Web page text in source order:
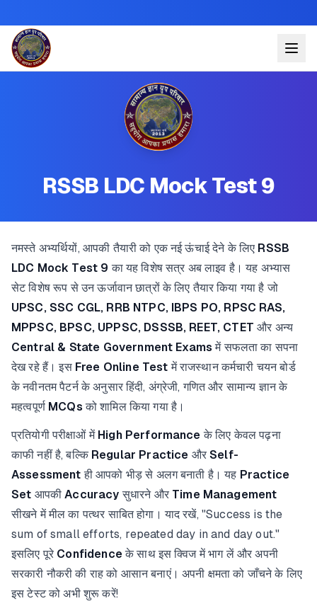
RSSB LDC Mock Test 9
नमस्ते अभ्यर्थियों, आपकी तैयारी को एक नई ऊंचाई देने के लिए RSSB
LDC Mock Test 9 का यह विशेष सत्र अब लाइव है। यह अभ्यास
सेट विशेष रूप से उन ऊर्जावान छात्रों के लिए तैयार किया गया है जो
UPSC, SSC CGL, RRB NTPC, IBPS PO, RPSC RAS,
MPPSC, BPSC, UPPSC, DSSSB, REET, CTET और अन्य
Central & State Government Exams में सफलता का सपना
देख रहे हैं। इस Free Online Test में राजस्थान कर्मचारी चयन बोर्ड
के नवीनतम पैटर्न के अनुसार हिंदी, अंग्रेजी, गणित और सामान्य ज्ञान के
महत्वपूर्ण MCQs को शामिल किया गया है।
प्रतियोगी परीक्षाओं में High Performance के लिए केवल पढ़ना
काफी नहीं है, बल्कि Regular Practice औरSelf-
Assessment ही आपको भीड़ से अलग बनाती है। यह Practice
Set आपकीAccuracy सुधारने और Time Management
सीखने में मील का पत्थर साबित होगा। याद रखें, "Success is the
sum of small efforts, repeated day in and day out."
इसलिए पूरे Confidence के साथ इस क्विज में भाग लें और अपनी
सरकारी नौकरी की राह को आसान बनाएं। अपनी क्षमता को जाँचने के लिए
इस टेस्ट को अभी शुरू करें!